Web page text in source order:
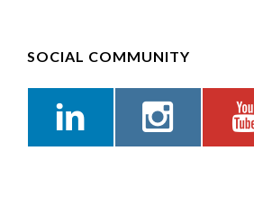
SOCIAL COMMUNITY